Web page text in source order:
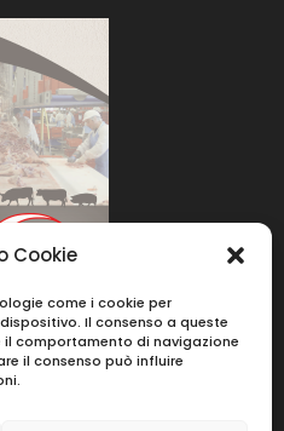
Cookie
come i cookie per
Il consenso a queste
comportamento di navigazione
il consenso può influire